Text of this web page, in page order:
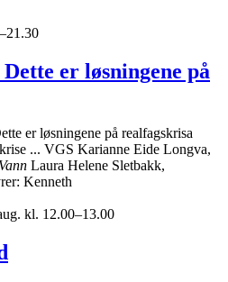
er løsningene på
er løsningene på realfagskrisa
... VGS Karianne Eide Longva,
Vann Laura Helene Sletbakk,
Kenneth
kl. 12.00–13.00